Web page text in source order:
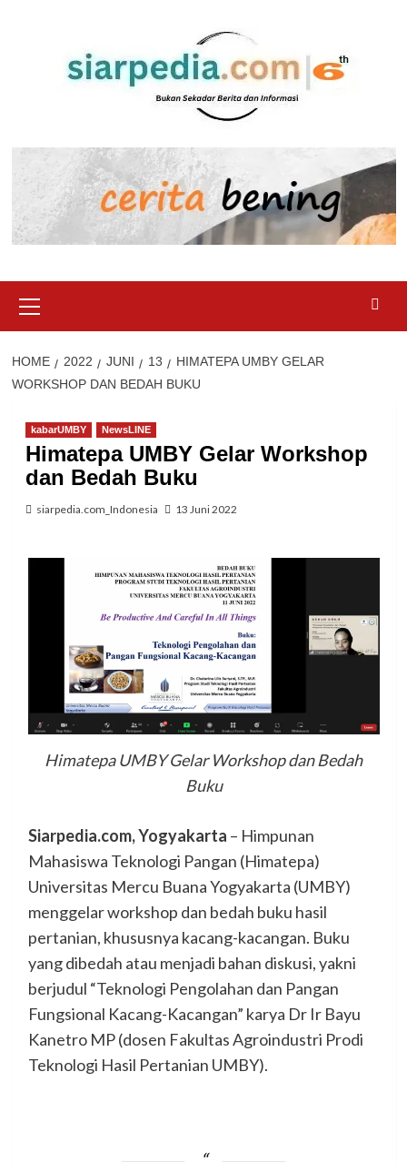
Menu
HOME 2022 JUNI 13
HIMATEPA UMBY GELAR
WORKSHOP DAN BEDAH BUKU
kabarUMBY NewsLINE
Himatepa UMBY Gelar Workshop
dan Bedah Buku
siarpedia.com_Indonesia 13 Juni 2022
Himatepa UMBY Gelar Workshop dan Bedah
Buku
Siarpedia.com, Yogyakarta – Himpunan
Mahasiswa Teknologi Pangan (Himatepa)
Universitas Mercu Buana Yogyakarta (UMBY)
menggelar workshop dan bedah buku hasil
pertanian, khususnya kacang-kacangan. Buku
yang dibedah atau menjadi bahan diskusi, yakni
berjudul “Teknologi Pengolahan dan Pangan
Fungsional Kacang-Kacangan” karya Dr Ir Bayu
Kanetro MP (dosen Fakultas Agroindustri Prodi
Teknologi Hasil Pertanian UMBY).